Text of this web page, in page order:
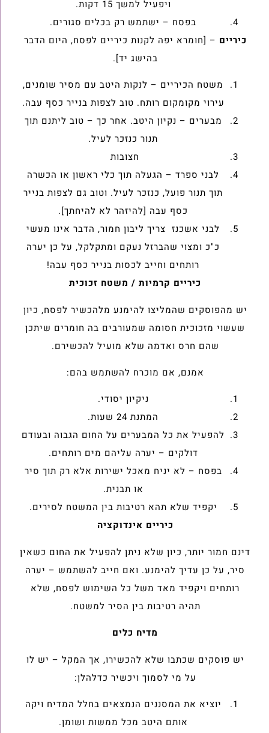
ויפעיל למשך 15 דקות.
בפסח – ישתמש רק בכלים סגורים.
כיריים – [חומרא יפה לקנות כיריים לפסח, היום הדבר
בהישג יד].
משטח הכיריים – לנקות היטב עם מסיר שומנים,
עירוי מקומקום רותח. טוב לצפות בנייר כסף עבה.
מבערים – נקיון היטב. אחר כך – טוב ליתנם תוך
תנור כנזכר לעיל.
חצובות
לבני ספרד – הגעלה תוך כלי ראשון או הכשרה
תוך תנור פועל, כנזכר לעיל. וטוב גם לצפות בנייר
כסף עבה [להיזהר לא להיחתך].
לבני אשכנז צריך ליבון חמור, הדבר אינו מעשי
כ"כ ומצוי שהברזל נעקם ומתקלקל, על כן יערה
רותחים וחייב לכסות בנייר כסף עבה!
כיריים קרמיות / משטח זכוכית
יש מהפוסקים שהמליצו להימנע מלהכשיר לפסח, כיון
שעשוי מזכוכית חסומה שמעורבים בה חומרים שיתכן
שהם חרס ואדמה שלא מועיל להכשירם.
אמנם, אם מוכרח להשתמש בהם:
ניקיון יסודי.
המתנת 24 שעות.
להפעיל את כל המבערים על החום הגבוה ובעודם
דולקים – יערה עליהם מים רותחים.
בפסח – לא יניח מאכל ישירות אלא רק תוך סיר
או תבנית.
יקפיד שלא תהא רטיבות בין המשטח לסירים.
כיריים אינדוקציה
דינם חמור יותר, כיון שלא ניתן להפעיל את החום כשאין
סיר, על כן עדיך להימנע. ואם חייב להשתמש – יערה
רותחים ויקפיד מאד משל כל השימוש לפסח, שלא
תהיה רטיבות בין הסיר למשטח.
מדיח כלים
יש פוסקים שכתבו שלא להכשירו, אך המקל – יש לו
על מי לסמוך ויכשיר כדלהלן:
יוציא את המסננים הנמצאים בחלל המדיח ויקה
אותם היטב מכל ממשות ושומן.